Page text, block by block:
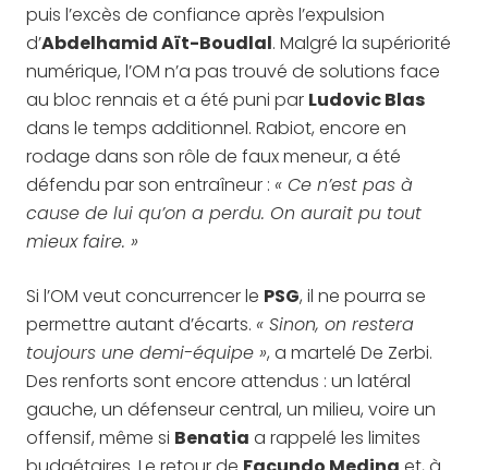
puis l’excès de confiance après l’expulsion
d’Abdelhamid Aït-Boudlal. Malgré la supériorité
numérique, l’OM n’a pas trouvé de solutions face
au bloc rennais et a été puni par Ludovic Blas
dans le temps additionnel. Rabiot, encore en
rodage dans son rôle de faux meneur, a été
défendu par son entraîneur : « Ce n’est pas à
cause de lui qu’on a perdu. On aurait pu tout
mieux faire. »
Si l’OM veut concurrencer le PSG, il ne pourra se
permettre autant d’écarts. « Sinon, on restera
toujours une demi-équipe », a martelé De Zerbi.
Des renforts sont encore attendus : un latéral
gauche, un défenseur central, un milieu, voire un
offensif, même si Benatia a rappelé les limites